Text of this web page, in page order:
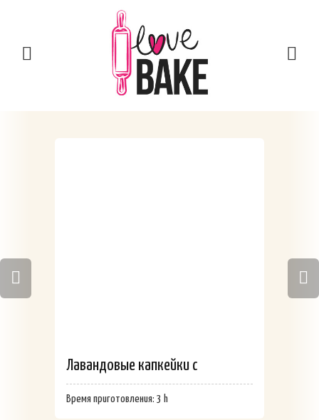
Лавандовые капкейки с
лимонным курдом
Время приготовления: 3 h